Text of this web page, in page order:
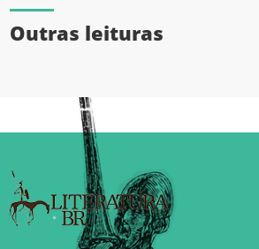
Outras leituras